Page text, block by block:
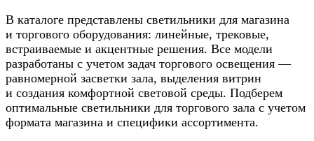
В каталоге представлены светильники для магазина
и торгового оборудования: линейные, трековые,
встраиваемые и акцентные решения. Все модели
разработаны с учетом задач торгового освещения —
равномерной засветки зала, выделения витрин
и создания комфортной световой среды. Подберем
оптимальные светильники для торгового зала с учетом
формата магазина и специфики ассортимента.